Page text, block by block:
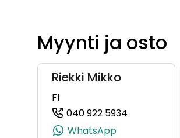
Myynti ja osto
Riekki Mikko
FI
040 922 5934
WhatsApp